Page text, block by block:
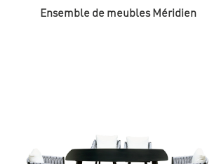
Ensemble de meubles Méridien